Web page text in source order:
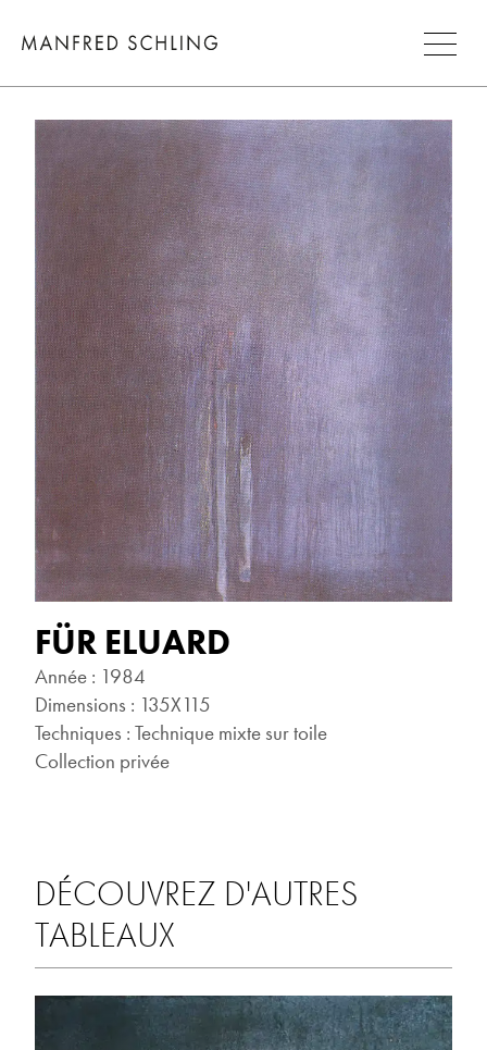
FÜR ELUARD
Année : 1984
Dimensions : 135X115
Techniques : Technique mixte sur toile
Collection privée
DÉCOUVREZ D'AUTRES
TABLEAUX